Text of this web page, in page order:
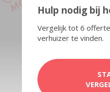
Hulp nodig bij
Vergelijk tot 6
verhuizer te vinden.